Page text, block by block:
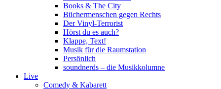
Books & The City
Büchermenschen gegen Rechts
Der Vinyl-Terrorist
Hörst du es auch?
Klappe, Text!
Musik für die Raumstation
Persönlich
soundnerds – die Musikkolumne
Live
Comedy & Kabarett